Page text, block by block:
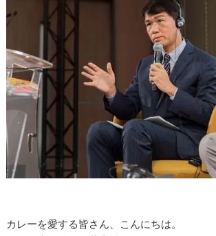
カレーを愛する皆さん、こんにちは。